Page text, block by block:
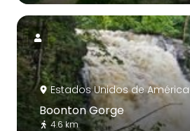
Estados Unidos de América
Boonton Gorge
4.6 km